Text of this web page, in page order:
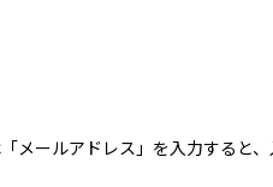
メールアドレス」を入力すると